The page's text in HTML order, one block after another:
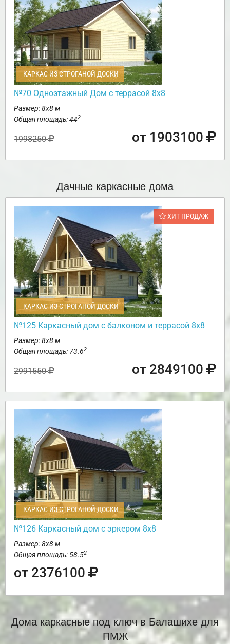
КАРКАС ИЗ СТРОГАНОЙ ДОСКИ
№70 Одноэтажный Дом с террасой 8х8
Размер: 8х8 м
Общая площадь: 442
1998250 от 1903100
Дачные каркасные дома
ХИТ ПРОДАЖ
КАРКАС ИЗ СТРОГАНОЙ ДОСКИ
№125 Каркасный дом с балконом и террасой 8х8
Размер: 8х8 м
Общая площадь: 73.62
2991550 от 2849100
КАРКАС ИЗ СТРОГАНОЙ ДОСКИ
№126 Каркасный дом с эркером 8х8
Размер: 8х8 м
Общая площадь: 58.52
от 2376100
Дома каркасные под ключ в Балашихе для
ПМЖ